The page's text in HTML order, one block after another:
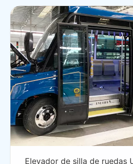
Elevador de silla de ruedas